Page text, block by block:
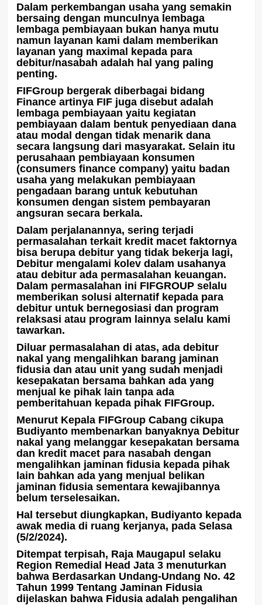
Dalam perkembangan usaha yang semakin
bersaing dengan munculnya lembaga
lembaga pembiayaan bukan hanya mutu
namun layanan kami dalam memberikan
layanan yang maximal kepada para
debitur/nasabah adalah hal yang paling
penting.
FIFGroup bergerak diberbagai bidang
Finance artinya FIF juga disebut adalah
lembaga pembiayaan yaitu kegiatan
pembiayaan dalam bentuk penyediaan dana
atau modal dengan tidak menarik dana
secara langsung dari masyarakat. Selain itu
perusahaan pembiayaan konsumen
(consumers finance company) yaitu badan
usaha yang melakukan pembiayaan
pengadaan barang untuk kebutuhan
konsumen dengan sistem pembayaran
angsuran secara berkala.
Dalam perjalanannya, sering terjadi
permasalahan terkait kredit macet faktornya
bisa berupa debitur yang tidak bekerja lagi,
Debitur mengalami kolev dalam usahanya
atau debitur ada permasalahan keuangan.
Dalam permasalahan ini FIFGROUP selalu
memberikan solusi alternatif kepada para
debitur untuk bernegosiasi dan program
relaksasi atau program lainnya selalu kami
tawarkan.
Diluar permasalahan di atas, ada debitur
nakal yang mengalihkan barang jaminan
fidusia dan atau unit yang sudah menjadi
kesepakatan bersama bahkan ada yang
menjual ke pihak lain tanpa ada
pemberitahuan kepada pihak FIFGroup.
Menurut Kepala FIFGroup Cabang cikupa
Budiyanto membenarkan banyaknya Debitur
nakal yang melanggar kesepakatan bersama
dan kredit macet para nasabah dengan
mengalihkan jaminan fidusia kepada pihak
lain bahkan ada yang menjual belikan
jaminan fidusia sementara kewajibannya
belum terselesaikan.
Hal tersebut diungkapkan, Budiyanto kepada
awak media di ruang kerjanya, pada Selasa
(5/2/2024).
Ditempat terpisah, Raja Maugapul selaku
Region Remedial Head Jata 3 menuturkan
bahwa Berdasarkan Undang-Undang No. 42
Tahun 1999 Tentang Jaminan Fidusia
dijelaskan bahwa Fidusia adalah pengalihan